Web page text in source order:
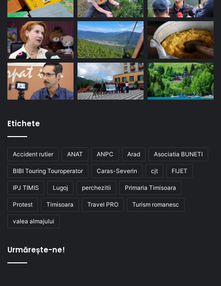
Etichete
Accident rutier ANAT ANPC Arad Asociatia BUNETI
BIBI Touring Touroperator Caras-Severin cjt FIJET
IPJ TIMIS Lugoj perchezitii Primaria Timisoara
Protest Timisoara Travel PRO Turism romanesc
valea almajului
Urmărește-ne!